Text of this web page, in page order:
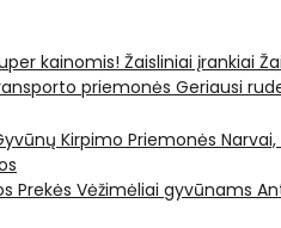
kainomis! Žaisliniai įrankiai
priemonės Geriausi
Kirpimo Priemonės
Prekės Vėžimėliai gyvūnams